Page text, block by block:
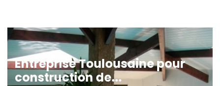
Entreprise Toulousaine pour
construction de...